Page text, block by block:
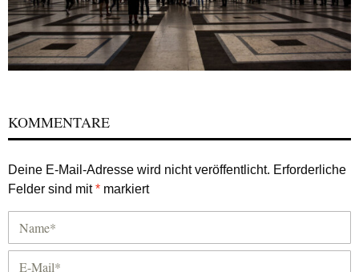
KOMMENTARE
Deine E-Mail-Adresse wird nicht veröffentlicht. Erforderliche
Felder sind mit* markiert